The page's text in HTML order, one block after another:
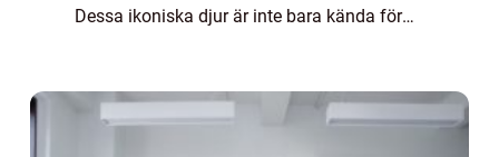
Dessa ikoniska djur är inte bara kända för